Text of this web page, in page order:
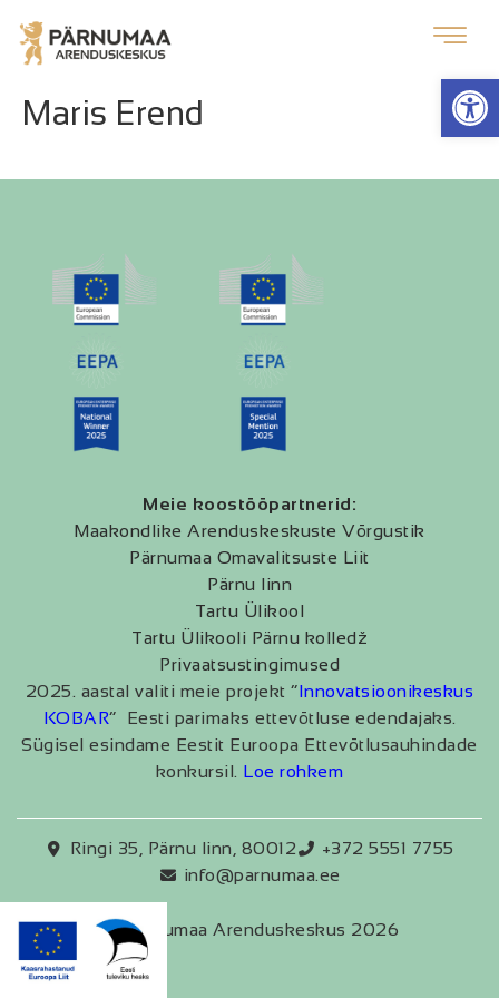
Maris Erend
Meie koostööpartnerid:
Maakondlike Arenduskeskuste Võrgustik
Pärnumaa Omavalitsuste Liit
Pärnu linn
Tartu Ülikool
Tartu Ülikooli Pärnu kolledž
Privaatsustingimused
2025. aastal valiti meie projekt “Innovatsioonikeskus
KOBAR” Eesti parimaks ettevõtluse edendajaks.
Sügisel esindame Eestit Euroopa Ettevõtlusauhindade
konkursil. Loe rohkem
Ringi 35, Pärnu linn, 80012
+372 5551 7755
info@parnumaa.ee
Pärnumaa Arenduskeskus 2026